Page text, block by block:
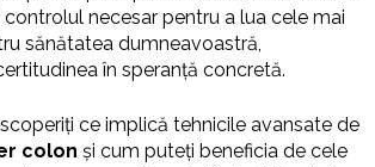
necesar pentru a lua cele mai
sănătatea dumneavoastră,
în speranță concretă.
ce implică tehnicile avansate de
colon și cum puteți beneficia de cele